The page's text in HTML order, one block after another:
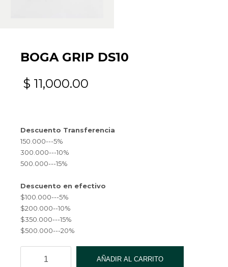
BOGA GRIP DS10
$ 11,000.00
Descuento Transferencia
150.000---5%
300.000---10%
500.000---15%
Descuento en efectivo
$100.000---5%
$200.000--10%
$350.000---15%
$500.000---20%
AÑADIR AL CARRITO